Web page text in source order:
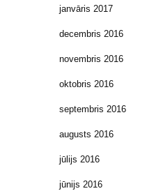
janvāris 2017
decembris 2016
novembris 2016
oktobris 2016
septembris 2016
augusts 2016
jūlijs 2016
jūnijs 2016